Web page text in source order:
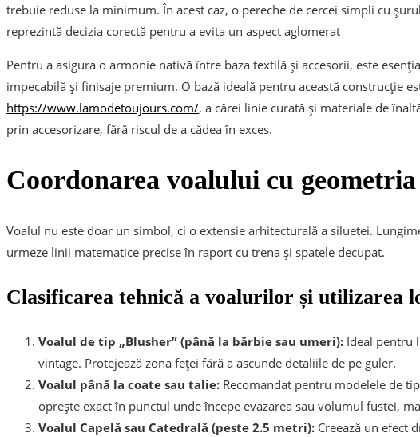
trebuie reduse la minimum. În acest caz, o pereche de cercei simpli cu
reprezintă decizia corectă pentru a evita un aspect aglomerat
Pentru a asigura o armonie nativă între baza textilă și accesorii, este
impecabilă și finisaje premium. O bază ideală pentru această construcție
https://www.lamodetoujours.com/, a cărei linie curată și materiale de
prin accesorizare, fără riscul de a cădea în exces.
Coordonarea voalului cu
Voalul nu este doar un simbol, ci o extensie arhitecturală a siluetei.
urmeze linii matematice precise în raport cu trena și spatele decupat.
Clasificarea tehnică a voalurilor și utilizarea
Voalul de tip „Blusher” (până la bărbie sau umeri): Ideal pentru
vintage. Protejează zona feței fără a ascunde detaliile de pe guler.
Voalul până la coate sau talie: Recomandat pentru modelele de
oprește exact în punctul unde începe evazarea sau volumul fustei,
Voalul Capelă sau Catedrală (peste 2.5 metri): Creează un efect